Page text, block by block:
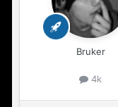
Bruker
4k